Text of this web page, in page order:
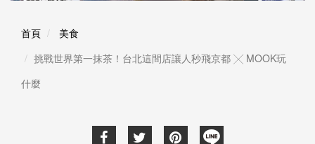
首頁
美食
挑戰世界第一抹茶！台北這間店讓人秒飛京都 ╳ MOOK玩
什麼